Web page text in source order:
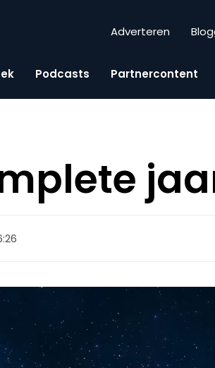
Adverteren
Podcasts Partnercontent